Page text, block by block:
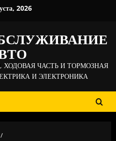
2026
ХОДОВАЯ ЧАСТЬ И ТОРМОЗНАЯ
И ЭЛЕКТРОНИКА